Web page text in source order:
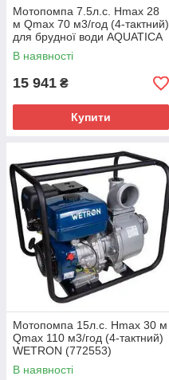
Мотопомпа 7.5л.с. Hmax 28
м Qmax 70 м3/год (4-тактний)
для брудної води AQUATICA
(772537)
В наявності
15 941 ₴
Купити
Мотопомпа 15л.с. Hmax 30 м
Qmax 110 м3/год (4-тактний)
WETRON (772553)
В наявності